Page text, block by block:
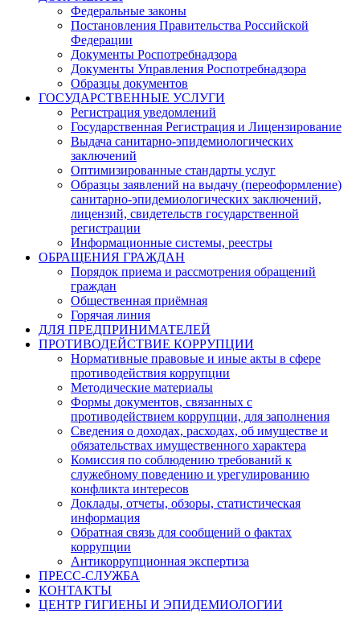
Федеральные законы
Постановления Правительства Российской
Федерации
Документы Роспотребнадзора
Документы Управления Роспотребнадзора
Образцы документов
ГОСУДАРСТВЕННЫЕ УСЛУГИ
Регистрация уведомлений
Государственная Регистрация и Лицензирование
Выдача санитарно-эпидемиологических
заключений
Оптимизированные стандарты услуг
Образцы заявлений на выдачу (переоформление)
санитарно-эпидемиологических заключений,
лицензий, свидетельств государственной
регистрации
Информационные системы, реестры
ОБРАЩЕНИЯ ГРАЖДАН
Порядок приема и рассмотрения обращений
граждан
Общественная приёмная
Горячая линия
ДЛЯ ПРЕДПРИНИМАТЕЛЕЙ
ПРОТИВОДЕЙСТВИЕ КОРРУПЦИИ
Нормативные правовые и иные акты в сфере
противодействия коррупции
Методические материалы
Формы документов, связанных с
противодействием коррупции, для заполнения
Сведения о доходах, расходах, об имуществе и
обязательствах имущественного характера
Комиссия по соблюдению требований к
служебному поведению и урегулированию
конфликта интересов
Доклады, отчеты, обзоры, статистическая
информация
Обратная связь для сообщений о фактах
коррупции
Антикоррупционная экспертиза
ПРЕСС-СЛУЖБА
КОНТАКТЫ
ЦЕНТР ГИГИЕНЫ И ЭПИДЕМИОЛОГИИ